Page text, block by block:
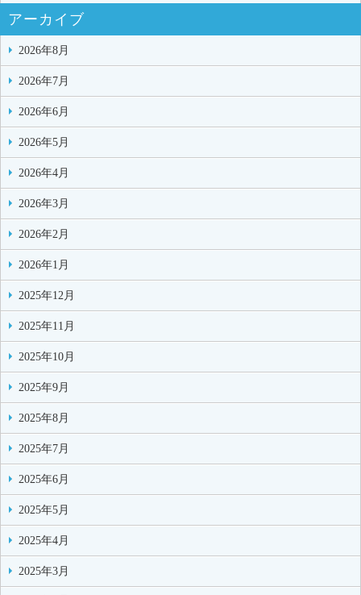
アーカイブ
2026年8月
2026年7月
2026年6月
2026年5月
2026年4月
2026年3月
2026年2月
2026年1月
2025年12月
2025年11月
2025年10月
2025年9月
2025年8月
2025年7月
2025年6月
2025年5月
2025年4月
2025年3月